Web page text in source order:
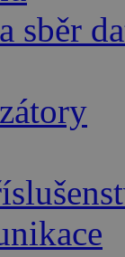
sběr